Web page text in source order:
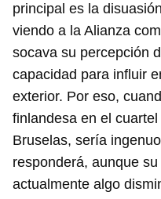
principal es la
viendo a la Alianza
socava su percepción
capacidad para influir
exterior. Por eso,
finlandesa en el
Bruselas, sería
responderá, aunque
actualmente algo